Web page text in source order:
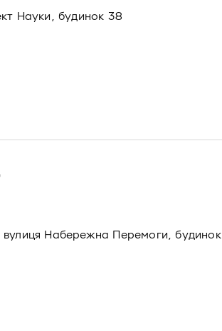
Науки, будинок 38
вулиця Набережна Перемоги, будинок